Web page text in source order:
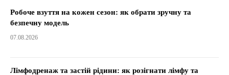
Робоче взуття на кожен сезон: як обрати зручну та
безпечну модель
07.08.2026
Лімфодренаж та застій рідини: як розігнати лімфу та